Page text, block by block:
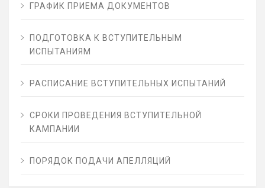
ГРАФИК ПРИЕМА ДОКУМЕНТОВ
ПОДГОТОВКА К ВСТУПИТЕЛЬНЫМ
ИСПЫТАНИЯМ
РАСПИСАНИЕ ВСТУПИТЕЛЬНЫХ ИСПЫТАНИЙ
СРОКИ ПРОВЕДЕНИЯ ВСТУПИТЕЛЬНОЙ
КАМПАНИИ
ПОРЯДОК ПОДАЧИ АПЕЛЛЯЦИЙ